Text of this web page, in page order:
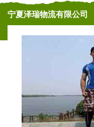
宁夏泽瑞物流有限公司